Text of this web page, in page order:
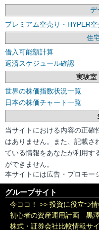
デ
プレミアム空売り・HYPER空
住
借入可能額計算
返済スケジュール確認
実験室
世界の株価指数状況一覧
日本の株価チャート一覧
当サイトにおける内容の正確
はありません。また、記載さ
ている情報をあなたが利用す
ができません。
本サイトには広告・プロモー
グループサイト
今ココ！ >> 投資に役立つ
初心者の資産運用計画 黒澤
株式・証券会社比較情報サ